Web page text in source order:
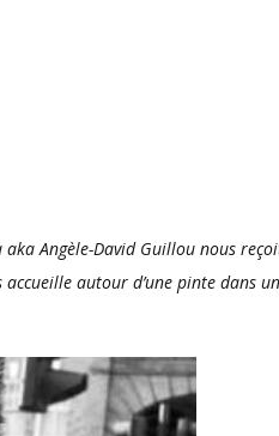
Angèle-David Guillou nous
autour d’une pinte dans